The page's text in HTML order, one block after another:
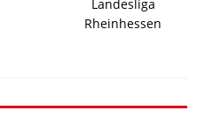
Landesliga
Rheinhessen